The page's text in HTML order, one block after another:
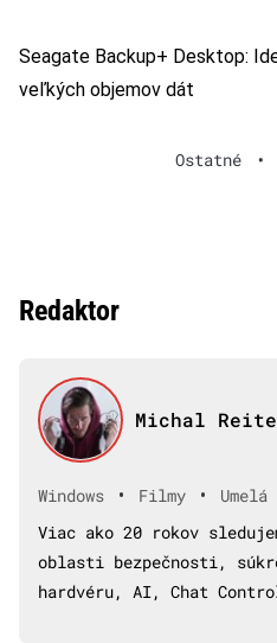
Seagate Backup+ Desktop:
veľkých objemov dát
Ostatné •
Redaktor
Michal
Windows • Filmy •
Viac ako 20 rokov
oblasti bezpečnosti,
hardvéru, AI, Chat